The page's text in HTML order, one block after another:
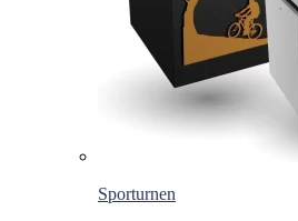
Sporturnen